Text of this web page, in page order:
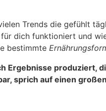
Trends die gefühlt
dich funktioniert und
bestimmte
Ergebnisse produziert,
sprich auf einen